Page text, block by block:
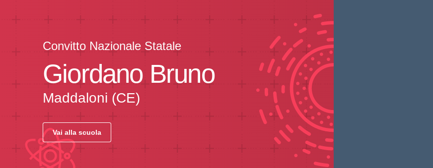
Convitto Nazionale Statale
Giordano Bruno
Maddaloni (CE)
Vai alla scuola